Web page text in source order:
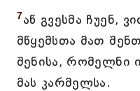
7აწ გვესმა ჩუენ,
მწყემსთა მათ
შენისა, რომელნი
მას კარმელსა.